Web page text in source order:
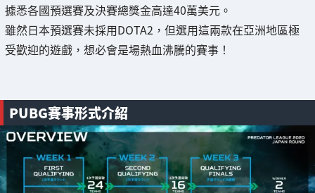
據悉各國預選賽及決賽總獎金高達40萬美元。
雖然日本預選賽未採用DOTA2，但選用這兩款在亞洲地區極
受歡迎的遊戲，想必會是場熱血沸騰的賽事！
PUBG賽事形式介紹